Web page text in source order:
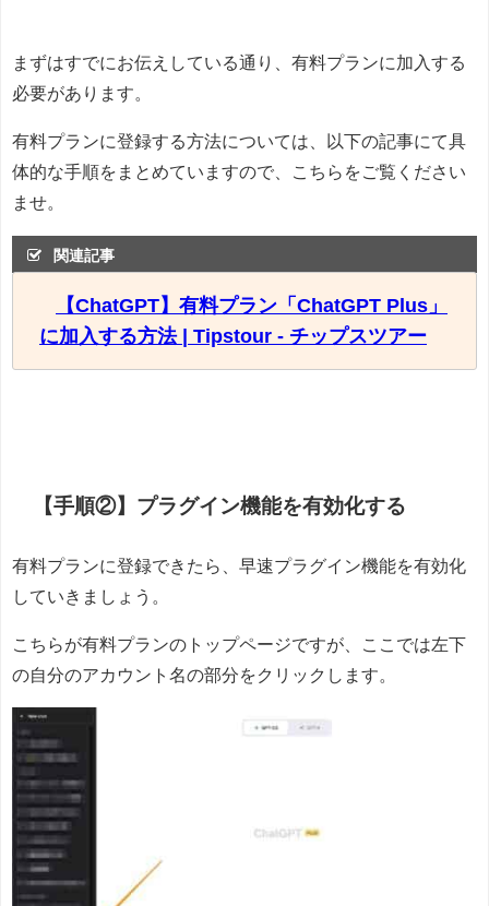
まずはすでにお伝えしている通り、有料プランに加入する
必要があります。
有料プランに登録する方法については、以下の記事にて具
体的な手順をまとめていますので、こちらをご覧ください
ませ。
関連記事
【ChatGPT】有料プラン「ChatGPT Plus」
に加入する方法 | Tipstour - チップスツアー
【手順②】プラグイン機能を有効化する
有料プランに登録できたら、早速プラグイン機能を有効化
していきましょう。
こちらが有料プランのトップページですが、ここでは左下
の自分のアカウント名の部分をクリックします。